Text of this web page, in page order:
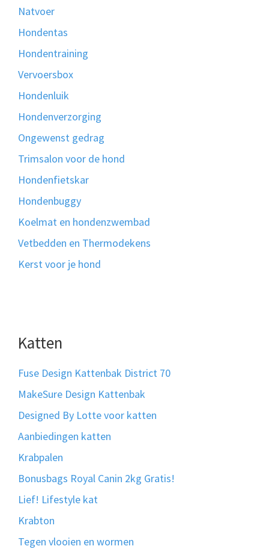
Natvoer
Hondentas
Hondentraining
Vervoersbox
Hondenluik
Hondenverzorging
Ongewenst gedrag
Trimsalon voor de hond
Hondenfietskar
Hondenbuggy
Koelmat en hondenzwembad
Vetbedden en Thermodekens
Kerst voor je hond
Katten
Fuse Design Kattenbak District 70
MakeSure Design Kattenbak
Designed By Lotte voor katten
Aanbiedingen katten
Krabpalen
Bonusbags Royal Canin 2kg Gratis!
Lief! Lifestyle kat
Krabton
Tegen vlooien en wormen